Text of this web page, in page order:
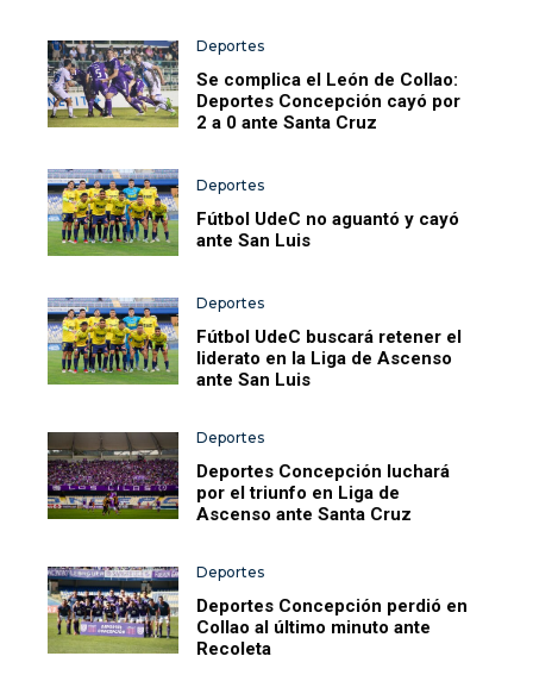
Deportes
Se complica el León de Collao:
Deportes Concepción cayó por
2 a 0 ante Santa Cruz
Deportes
Fútbol UdeC no aguantó y cayó
ante San Luis
Deportes
Fútbol UdeC buscará retener el
liderato en la Liga de Ascenso
ante San Luis
Deportes
Deportes Concepción luchará
por el triunfo en Liga de
Ascenso ante Santa Cruz
Deportes
Deportes Concepción perdió en
Collao al último minuto ante
Recoleta